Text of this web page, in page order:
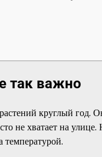
так важно
круглый
не хватает на
температурой.